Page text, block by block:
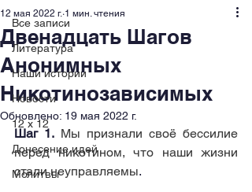
Все записи
Литература
Наши истории
Новости
12 x 12
Донесение идей
Молитвы
Двенадцать Шагов
Анонимных
Никотинозависимых
12 мая 2022 г. 1 мин. чтения
Обновлено: 19 мая 2022 г.
Шаг 1. Мы признали своё бессилие
перед никотином, что наши жизни
стали неуправляемы.